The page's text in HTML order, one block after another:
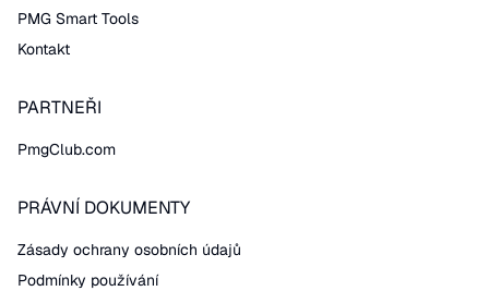
PMG Smart Tools
Kontakt
PARTNEŘI
PmgClub.com
PRÁVNÍ DOKUMENTY
Zásady ochrany osobních údajů
Podmínky používání